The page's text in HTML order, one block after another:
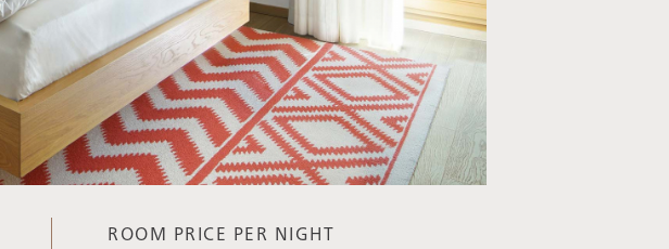
ROOM PRICE PER NIGHT